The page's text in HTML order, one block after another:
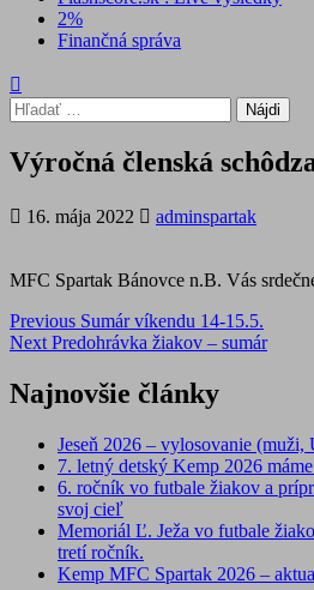
2%
Finančná správa
Hľadať:
Výročná členská
16. mája 2022 adminspartak
MFC Spartak Bánovce n.B. Vás
Post
navigation
Previous Sumár víkendu 14-15.5.
Next Predohrávka žiakov – sumár
Najnovšie články
Jeseň 2026 – vylosovanie
7. letný detský Kemp 2026 máme
6. ročník vo futbale žiakov a
svoj cieľ
Memoriál Ľ. Ježa vo futbale
tretí ročník.
Kemp MFC Spartak 2026 –